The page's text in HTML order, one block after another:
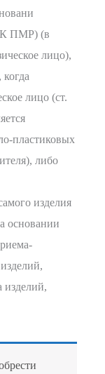
ПМР) (в
лицо),
лицо (ст.
пластиковых
либо
изделия
основании
изделий,